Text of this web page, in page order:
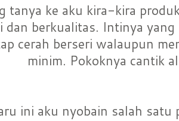
tanya ke aku kira-kira
dan berkualitas. Intinya
cerah berseri walaupun
minim. Pokoknya cantik
ini aku nyobain salah satu